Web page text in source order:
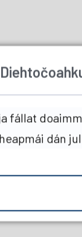
fállat
dán